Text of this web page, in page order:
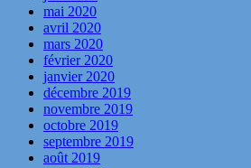
mai 2020
avril 2020
mars 2020
février 2020
janvier 2020
décembre 2019
novembre 2019
octobre 2019
septembre 2019
août 2019